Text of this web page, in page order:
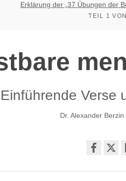
Erklärung der „37 Übungen der
TEIL 1
Einführende Verse
Dr. Alexander Berzin
on